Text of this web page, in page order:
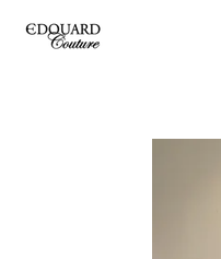
Ga
direct